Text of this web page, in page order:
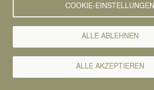
COOKIE-EINSTELLUNGEN
ALLE ABLEHNEN
ALLE AKZEPTIEREN